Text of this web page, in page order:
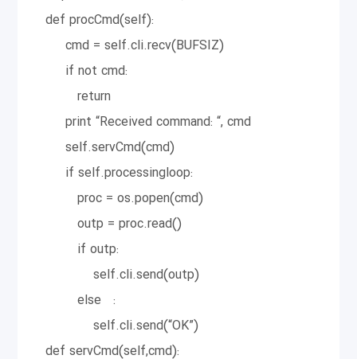
def procCmd(self):
cmd = self.cli.recv(BUFSIZ)
if not cmd:
return
print “Received command: “, cmd
self.servCmd(cmd)
if self.processingloop:
proc = os.popen(cmd)
outp = proc.read()
if outp:
self.cli.send(outp)
else :
self.cli.send(“OK”)
def servCmd(self,cmd):